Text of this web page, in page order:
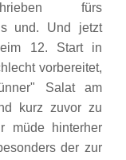
fürs
und. Und jetzt
12. Start in
vorbereitet,
Salat am
kurz zuvor zu
müde hinterher
der zur